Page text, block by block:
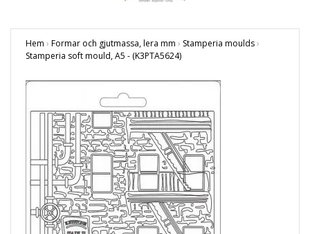
Hem › Formar och gjutmassa, lera mm › Stamperia moulds›
Stamperia soft mould, A5 - (K3PTA5624)